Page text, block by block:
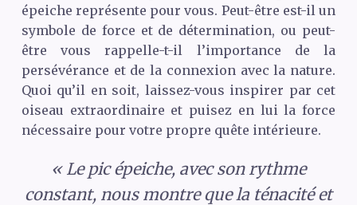
épeiche représente pour vous. Peut-être est-il un
symbole de force et de détermination, ou peut-
être vous rappelle-t-il l’importance de la
persévérance et de la connexion avec la nature.
Quoi qu’il en soit, laissez-vous inspirer par cet
oiseau extraordinaire et puisez en lui la force
nécessaire pour votre propre quête intérieure.
« Le pic épeiche, avec son rythme
constant, nous montre que la ténacité et